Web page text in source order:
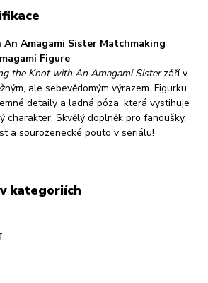
Amagami Sister Matchmaking
Figure
the Knot with An Amagami Sisterzáří v
ale sebevědomým výrazem. Figurku
detaily a ladná póza, která vystihuje
charakter. Skvělý doplněk pro fanoušky,
a sourozenecké pouto v seriálu!
kategoriích